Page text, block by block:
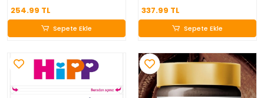
254.99 TL
Sepete Ekle
337.99 TL
Sepete Ekle